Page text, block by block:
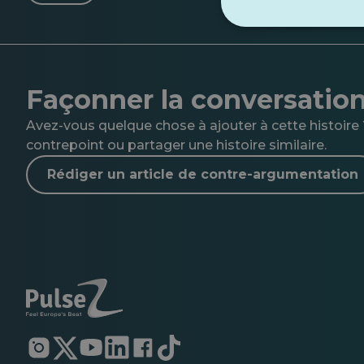
Façonner la
Avez-vous quelque chose à ajouter à cette
contrepoint ou partager une histoire similaire.
Rédiger un article de contre-argumentation
S'ouvre
dans
S'ouvre
dans
S'ouvre
dans
S'ouvre
dans
S'ouvre
dans
S'ouvre
dans